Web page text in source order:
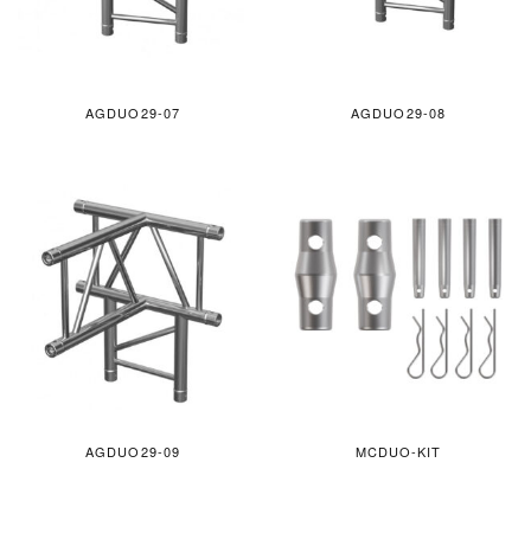
AGDUO29-07 AGDUO29-08
AGDUO29-09 MCDUO-KIT